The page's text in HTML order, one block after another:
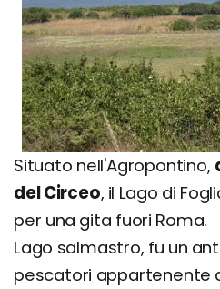
Situato nell'Agropontino,
del Circeo, il Lago di
per una gita fuori Roma.
Lago salmastro, fu un
pescatori appartenente